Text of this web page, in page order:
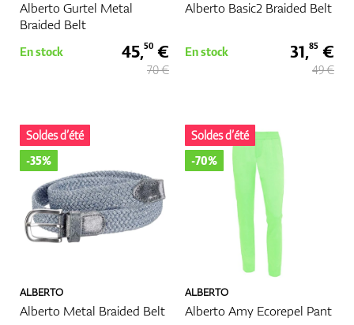
Alberto Gurtel Metal
Braided Belt
En stock 45,50 €
70 €
Alberto Basic2 Braided Belt
En stock 31,85 €
49 €
ALBERTO
Alberto Metal Braided Belt
Soldes d’été
-35%
ALBERTO
Alberto Amy Ecorepel Pant
Soldes d’été
-70%